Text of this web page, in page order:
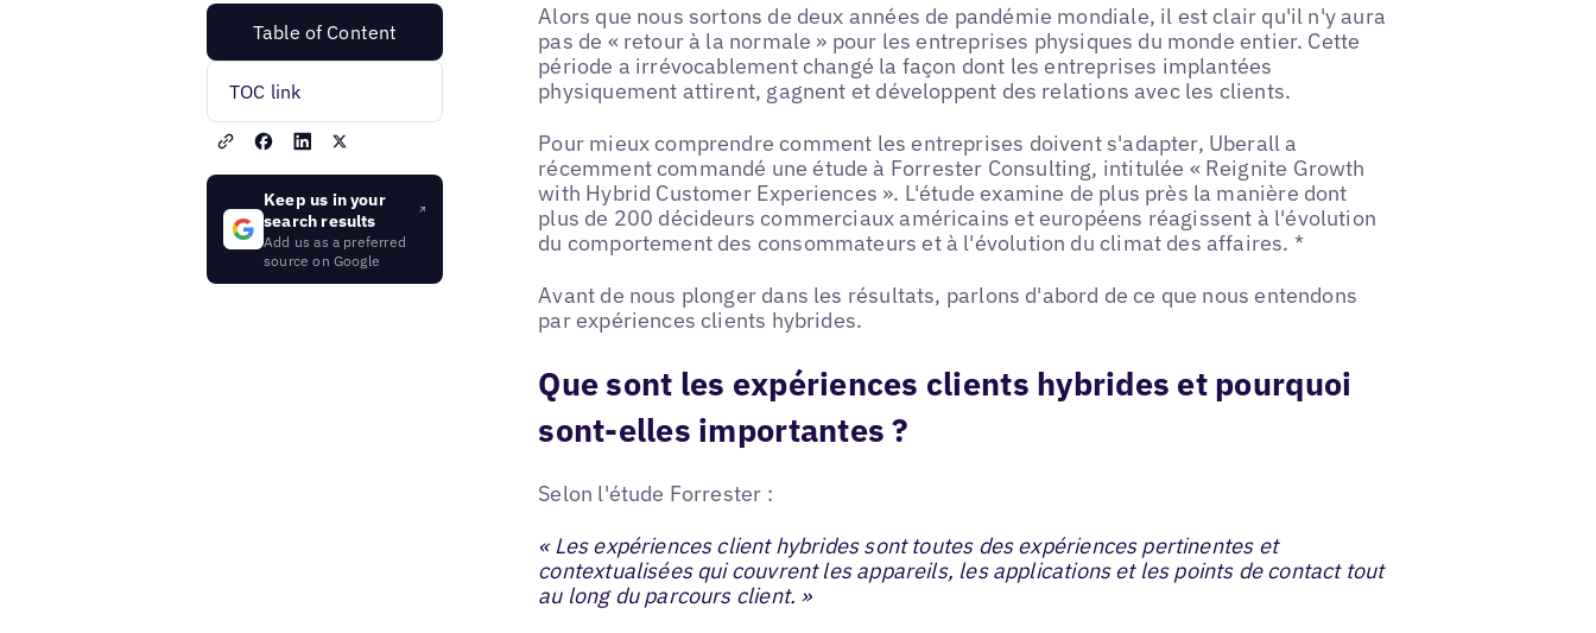
Table of Content
TOC link
Keep us in your
search results
Add us as a preferred
source on Google
Alors que nous sortons de deux années de pandémie mondiale, il est clair qu'il n'y aura
pas de « retour à la normale » pour les entreprises physiques du monde entier. Cette
période a irrévocablement changé la façon dont les entreprises implantées
physiquement attirent, gagnent et développent des relations avec les clients.
Pour mieux comprendre comment les entreprises doivent s'adapter, Uberall a
récemment commandé une étude à Forrester Consulting, intitulée « Reignite Growth
with Hybrid Customer Experiences ». L'étude examine de plus près la manière dont
plus de 200 décideurs commerciaux américains et européens réagissent à l'évolution
du comportement des consommateurs et à l'évolution du climat des affaires. *
Avant de nous plonger dans les résultats, parlons d'abord de ce que nous entendons
par expériences clients hybrides.
Que sont les expériences clients hybrides et pourquoi
sont-elles importantes ?
Selon l'étude Forrester :
« Les expériences client hybrides sont toutes des expériences pertinentes et
contextualisées qui couvrent les appareils, les applications et les points de contact tout
au long du parcours client. »